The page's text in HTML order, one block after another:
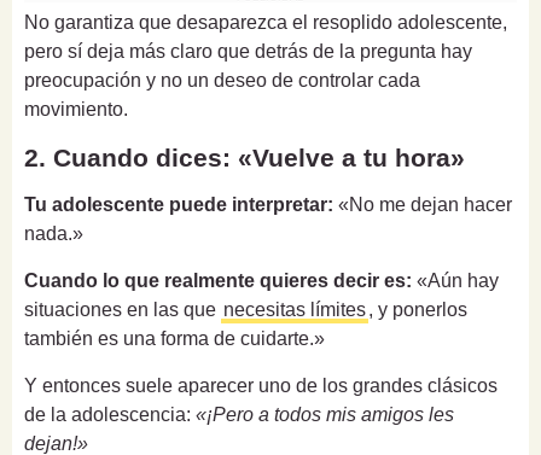
No garantiza que desaparezca el resoplido adolescente,
pero sí deja más claro que detrás de la pregunta hay
preocupación y no un deseo de controlar cada
movimiento.
2. Cuando dices: «Vuelve a tu hora»
Tu adolescente puede interpretar: «No me dejan hacer
nada.»
Cuando lo que realmente quieres decir es: «Aún hay
situaciones en las que necesitas límites, y ponerlos
también es una forma de cuidarte.»
Y entonces suele aparecer uno de los grandes clásicos
de la adolescencia: «¡Pero a todos mis amigos les
dejan!»